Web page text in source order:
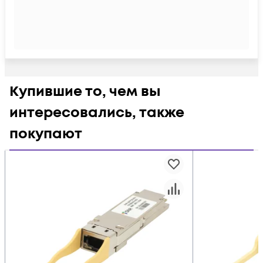
Купившие то, чем вы
интересовались, также
покупают